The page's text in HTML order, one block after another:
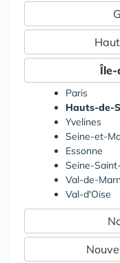
Île-
Paris
Hauts-de-
Yvelines
Seine-et-
Essonne
Seine-
Val-de-
Val-d'Oise